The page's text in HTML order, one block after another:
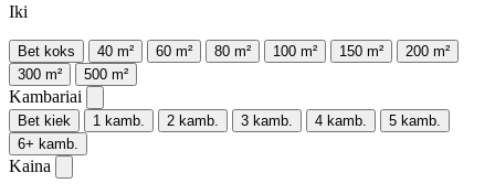
Iki
Bet koks 40 m² 60 m² 80 m² 100 m² 150 m²
200 m²
300 m²
500 m²
Kambariai
Bet kiek 1 kamb. 2 kamb. 3 kamb. 4 kamb.
5 kamb.
6+ kamb.
Kaina